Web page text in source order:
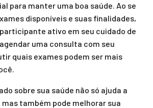
para manter uma boa saúde. Ao se
disponíveis e suas finalidades,
ativo em seu cuidado de
uma consulta com seu
quais exames podem ser mais
sobre sua saúde não só ajuda a
também pode melhorar sua